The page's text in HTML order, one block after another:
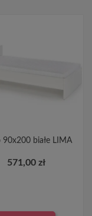
90x200 białe LIMA
571,00 zł